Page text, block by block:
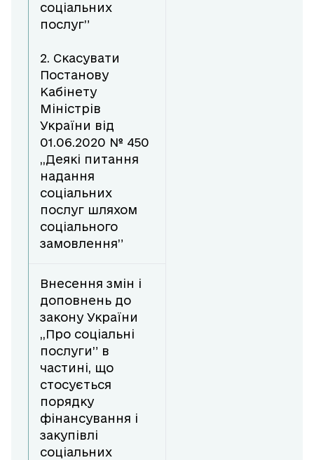
соціальних
послуг”
2. Скасувати
Постанову
Кабінету
Міністрів
України від
01.06.2020 № 450
,,Деякі питання
надання
соціальних
послуг шляхом
соціального
замовлення”
Внесення змін і
доповнень до
закону України
,,Про соціальні
послуги” в
частині, що
стосується
порядку
фінансування і
закупівлі
соціальних